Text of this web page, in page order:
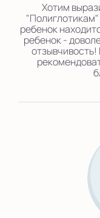
Хотим
ребенок
ребенок -